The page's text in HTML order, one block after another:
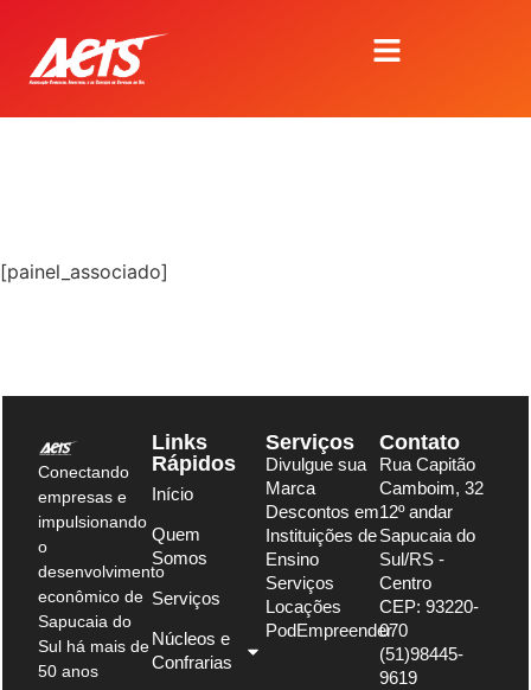
[painel_associado]
Conectando
empresas e
impulsionando
o
desenvolvimento
econômico de
Sapucaia do
Sul há mais de
50 anos
Links
Rápidos
Início
Quem
Somos
Serviços
Núcleos e
Confrarias
Serviços
Divulgue sua
Marca
Descontos em
Instituições de
Ensino
Serviços
Locações
PodEmpreender
Contato
Rua Capitão
Camboim, 32
12º andar
Sapucaia do
Sul/RS -
Centro
CEP: 93220-
070
(51)98445-
9619